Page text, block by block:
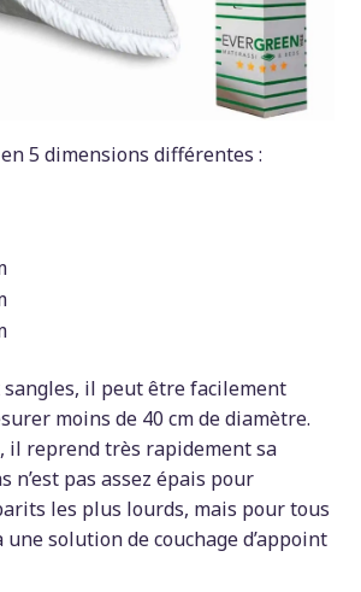
5 dimensions différentes :
sangles, il peut être facilement
moins de 40 cm de diamètre.
il reprend très rapidement sa
n’est pas assez épais pour
les plus lourds, mais pour tous
solution de couchage d’appoint